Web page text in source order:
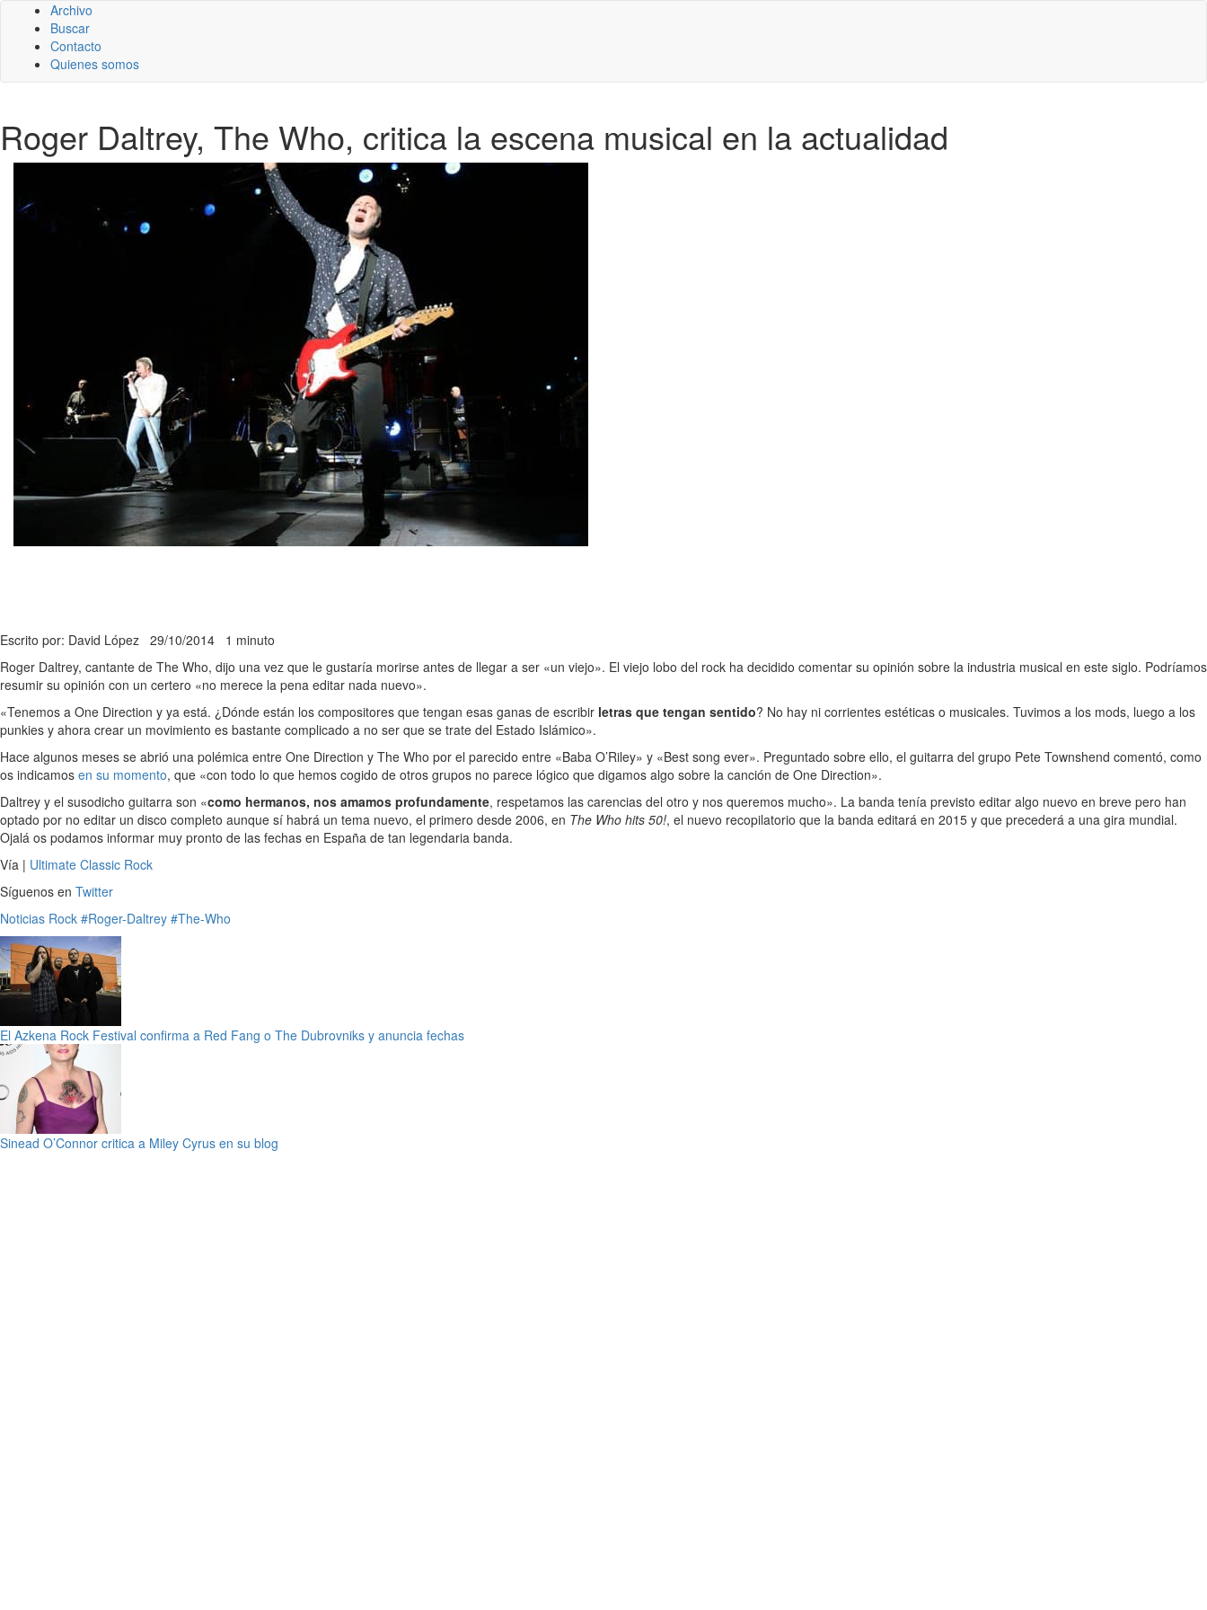
Archivo
Buscar
Contacto
Quienes somos
Roger Daltrey, The Who, critica la escena musical en la actualidad
Escrito por: David López 29/10/2014 1 minuto
Roger Daltrey, cantante de The Who, dijo una vez que le gustaría morirse antes de llegar a ser «un viejo». El viejo lobo del rock ha decidido comentar su opinión sobre la industria musical en este siglo. Podríamos
resumir su opinión con un certero «no merece la pena editar nada nuevo».
«Tenemos a One Direction y ya está. ¿Dónde están los compositores que tengan esas ganas de escribir letras que tengan sentido? No hay ni corrientes estéticas o musicales. Tuvimos a los mods, luego a los
punkies y ahora crear un movimiento es bastante complicado a no ser que se trate del Estado Islámico».
Hace algunos meses se abrió una polémica entre One Direction y The Who por el parecido entre «Baba O’Riley» y «Best song ever». Preguntado sobre ello, el guitarra del grupo Pete Townshend comentó, como
os indicamos en su momento, que «con todo lo que hemos cogido de otros grupos no parece lógico que digamos algo sobre la canción de One Direction».
Daltrey y el susodicho guitarra son «como hermanos, nos amamos profundamente, respetamos las carencias del otro y nos queremos mucho». La banda tenía previsto editar algo nuevo en breve pero han
optado por no editar un disco completo aunque sí habrá un tema nuevo, el primero desde 2006, en The Who hits 50!, el nuevo recopilatorio que la banda editará en 2015 y que precederá a una gira mundial.
Ojalá os podamos informar muy pronto de las fechas en España de tan legendaria banda.
Vía | Ultimate Classic Rock
Síguenos en Twitter
Noticias Rock #Roger-Daltrey #The-Who
El Azkena Rock Festival confirma a Red Fang o The Dubrovniks y anuncia fechas
Sinead O’Connor critica a Miley Cyrus en su blog